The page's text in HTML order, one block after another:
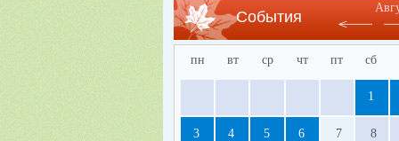
События
пн вт ср чт пт сб
1
3 4 5 6 7 8